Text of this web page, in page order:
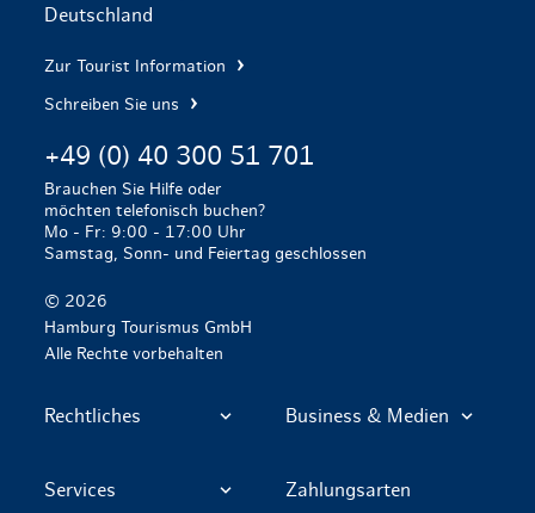
Deutschland
Zur Tourist Information
Schreiben Sie uns
+49 (0) 40 300 51 701
Brauchen Sie Hilfe oder
möchten telefonisch buchen?
Mo - Fr: 9:00 - 17:00 Uhr
Samstag, Sonn- und Feiertag geschlossen
© 2026
Hamburg Tourismus GmbH
Alle Rechte vorbehalten
Rechtliches Business & Medien
Services Zahlungsarten